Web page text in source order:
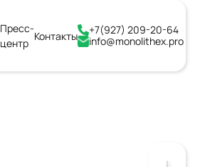
Пресс-
центр
Контакты
+7(927) 209-20-64
info@monolithex.pro